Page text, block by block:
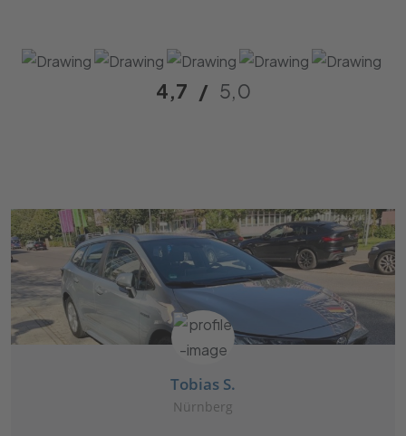
4,7 / 5,0
Tobias S.
Nürnberg